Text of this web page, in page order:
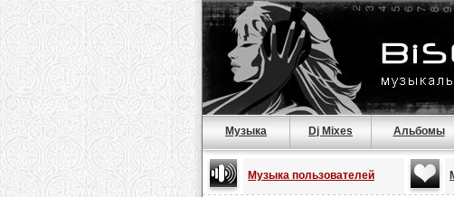
Музыка Dj Mixes Альбомы
Музыка пользователей